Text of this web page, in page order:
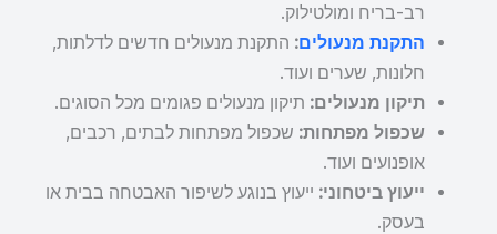
רב-בריח ומולטילוק.
התקנת מנעולים: התקנת מנעולים חדשים לדלתות,
חלונות, שערים ועוד.
תיקון מנעולים: תיקון מנעולים פגומים מכל הסוגים.
שכפול מפתחות: שכפול מפתחות לבתים, רכבים,
אופנועים ועוד.
ייעוץ ביטחוני: ייעוץ בנוגע לשיפור האבטחה בבית או
בעסק.